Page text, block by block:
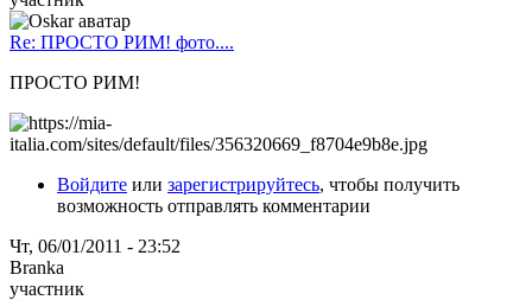
Re: ПРОСТО РИМ! фото....
ПРОСТО РИМ!
Войдите или зарегистрируйтесь, чтобы получить
возможность отправлять комментарии
Чт, 06/01/2011 - 23:52
Branka
участник